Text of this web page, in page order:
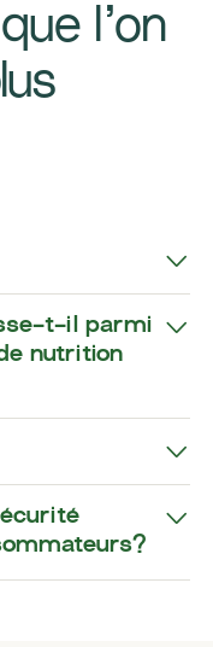
l’on
t-il parmi
nutrition